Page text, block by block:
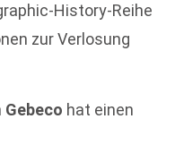
History-Reihe
zur Verlosung
Gebeco hat einen